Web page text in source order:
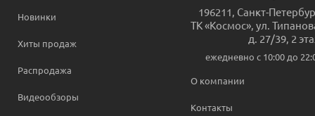
Новинки
Хиты продаж
Распродажа
Видеообзоры
196211 Санкт-
ТК «Космос», ул.
д. 27/39, 2
ежедневно c 10:00 до
О компании
Контакты